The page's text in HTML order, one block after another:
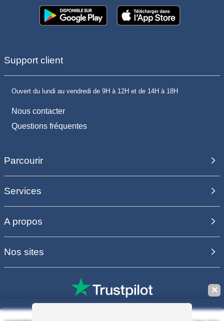
Support client
Ouvert du lundi au vendredi de 9H à 12H et de 14H à 18H
Nous contacter
Questions fréquentes
Parcourir
Services
A propos
Nos sites
✕